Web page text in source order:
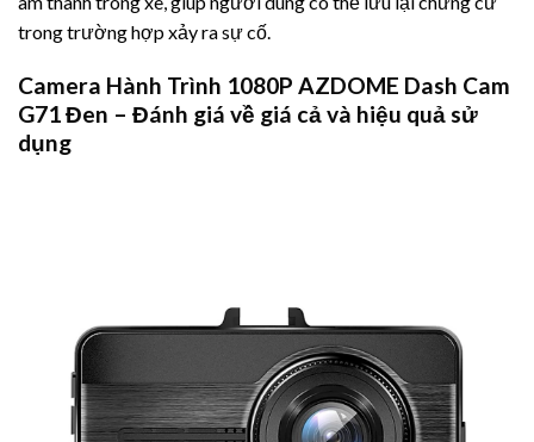
trong trường hợp xảy ra sự cố.
Camera Hành Trình 1080P AZDOME Dash Cam
G71 Đen – Đánh giá về giá cả và hiệu quả sử
dụng